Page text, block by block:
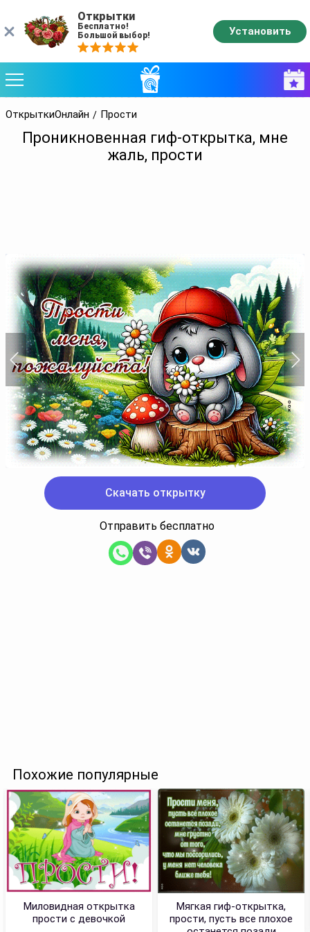
ОткрыткиОнлайн Прости
Проникновенная гиф-открытка, мне
жаль, прости
Скачать открытку
Отправить бесплатно
Похожие популярные
Миловидная открытка
прости с девочкой
Мягкая гиф-открытка,
прости, пусть все плохое
Открытки
Бесплатно!
Большой выбор!
Установить